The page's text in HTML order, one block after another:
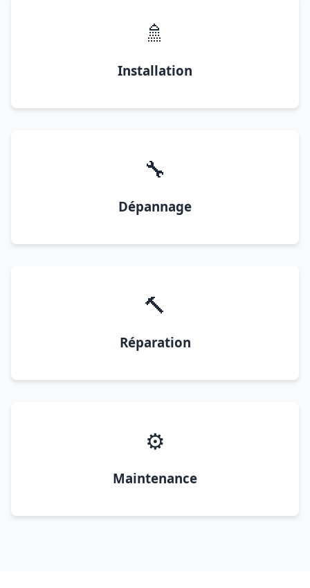
🚿
Installation
🔧
Dépannage
🔨
Réparation
⚙️
Maintenance